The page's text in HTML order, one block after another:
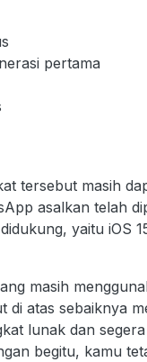
pertama
tersebut masih
asalkan telah
yaitu iOS
masih
di atas sebaiknya
lunak dan segera
begitu, kamu